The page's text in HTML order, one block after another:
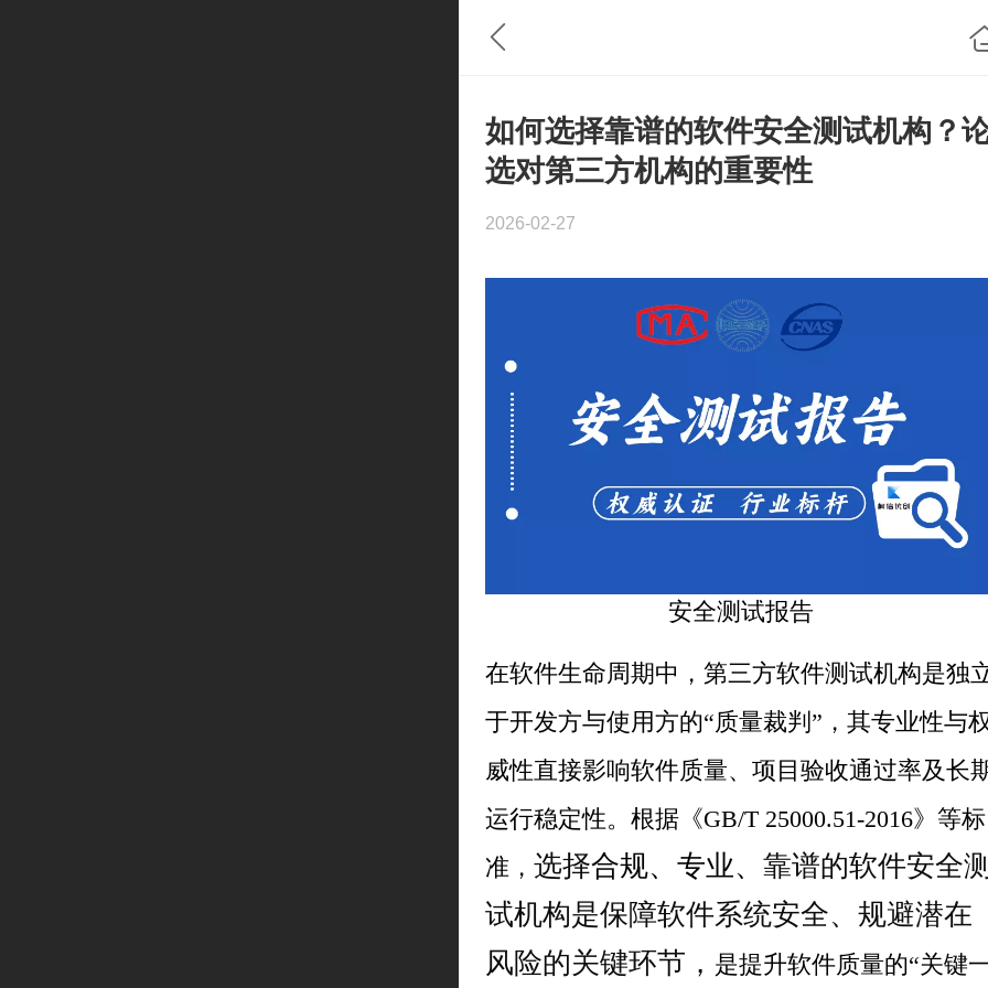
如何选择靠谱的软件安全测试机构？
选对第三方机构的重要性
2026-02-27
安全测试报告
在软件生命周期中， 第三方软件测试机构是独
于开发方与使用方的“质量裁判”，其专业性与
威性直接影响软件质量、项目验收通过率及长
运行稳定性。根据《GB/T 25000.51-2016》等标
准， 选择合规、专业、 靠谱的软件安全
试机构是保障软件系统安全、规避潜在
风险的关键环节， 是提升软件质量的“关键